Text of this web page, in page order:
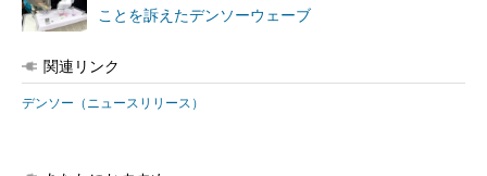
ことを訴えたデンソーウェーブ
関連リンク
デンソー（ニュースリリース）